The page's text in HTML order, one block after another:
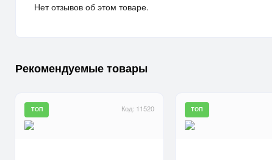
Нет отзывов об этом товаре.
Рекомендуемые товары
Код: 11520
ТОП ТОП